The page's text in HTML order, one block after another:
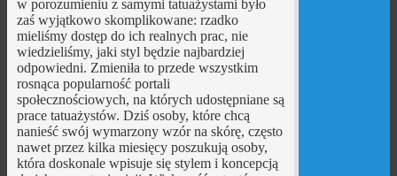
w porozumieniu z samymi tatuażystami było
zaś wyjątkowo skomplikowane: rzadko
mieliśmy dostęp do ich realnych prac, nie
wiedzieliśmy, jaki styl będzie najbardziej
odpowiedni. Zmieniła to przede wszystkim
rosnąca popularność portali
społecznościowych, na których udostępniane są
prace tatuażystów. Dziś osoby, które chcą
nanieść swój wymarzony wzór na skórę, często
nawet przez kilka miesięcy poszukują osoby,
która doskonale wpisuje się stylem i koncepcją